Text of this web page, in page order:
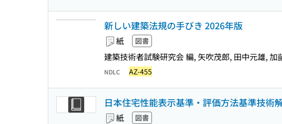
新しい建築法規の手びき 2026年版
紙 図書
建築技術者試験研究会 編, 矢吹茂郎, 田中元雄, 加
NDLC AZ-455
日本住宅性能表示基準・評価方法基準技術
紙 図書